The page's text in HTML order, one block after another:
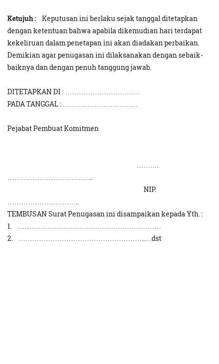
Ketujuh : Keputusan ini berlaku sejak tanggal ditetapkan
dengan ketentuan bahwa apabila dikemudian hari terdapat
kekeliruan dalam penetapan ini akan diadakan perbaikan.
Demikian agar penugasan ini dilaksanakan dengan sebaik-
baiknya dan dengan penuh tanggung jawab.
DITETAPKAN DI : ……………………………
PADA TANGGAL : ……………………………
Pejabat Pembuat Komitmen
……….
………………………………..
NIP.
…………………………..
TEMBUSAN Surat Penugasan ini disampaikan kepada Yth. :
1. ………………………………………………………
2. ………………………………………………..…dst